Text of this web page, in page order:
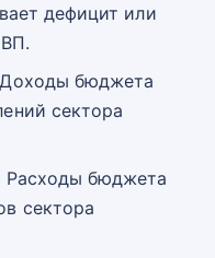
дефицит или
бюджета
сектора
бюджета
сектора